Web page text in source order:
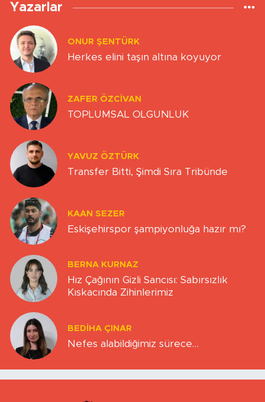
Yazarlar
ONUR ŞENTÜRK
Herkes elini taşın altına koyuyor
ZAFER ÖZCIVAN
TOPLUMSAL OLGUNLUK
YAVUZ ÖZTÜRK
Transfer Bitti, Şimdi Sıra Tribünde
KAAN SEZER
Eskişehirspor şampiyonluğa hazır mı?
BERNA KURNAZ
Hız Çağının Gizli Sancısı: Sabırsızlık
Kıskacında Zihinlerimiz
BEDIHA ÇINAR
Nefes alabildiğimiz sürece…